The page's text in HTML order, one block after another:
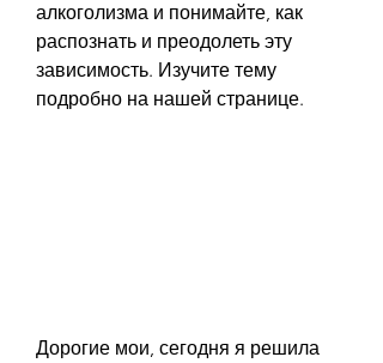
алкоголизма и понимайте, как
распознать и преодолеть эту
зависимость. Изучите тему
подробно на нашей странице.
Дорогие мои, сегодня я решила